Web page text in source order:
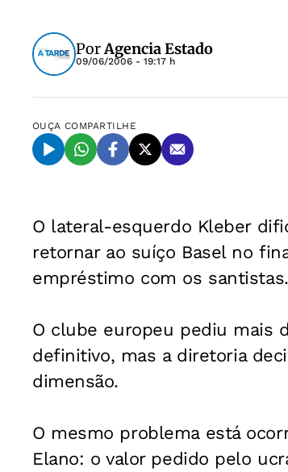
PorAgencia Estado
09/06/2006 - 19:17 h
OUÇA COMPARTILHE
O lateral-esquerdo Kleber
retornar ao suíço Basel no
empréstimo com os santistas.
O clube europeu pediu mais
definitivo, mas a diretoria
dimensão.
O mesmo problema está
Elano: o valor pedido pelo